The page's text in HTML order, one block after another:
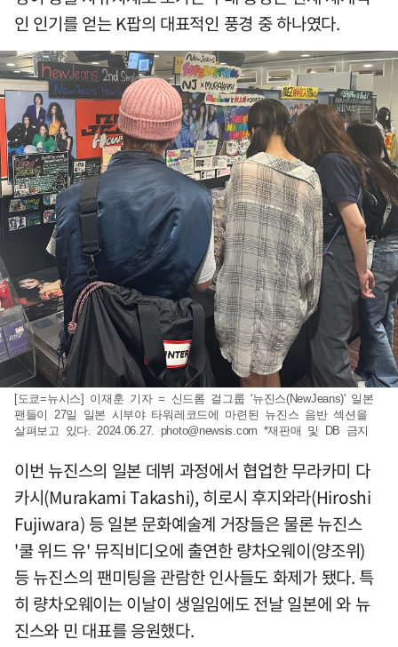
인 인기를 얻는 K팝의 대표적인 풍경 중 하나였다.
[도쿄=뉴시스] 이재훈 기자 = 신드롬 걸그룹 '뉴진스(NewJeans)' 일본
팬들이 27일 일본 시부야 타워레코드에 마련된 뉴진스 음반 섹션을
살펴보고 있다. 2024.06.27. photo@newsis.com *재판매 및 DB 금지
이번 뉴진스의 일본 데뷔 과정에서 협업한 무라카미 다
카시(Murakami Takashi), 히로시 후지와라(Hiroshi
Fujiwara) 등 일본 문화예술계 거장들은 물론 뉴진스
'쿨 위드 유' 뮤직비디오에 출연한 량차오웨이(양조위)
등 뉴진스의 팬미팅을 관람한 인사들도 화제가 됐다. 특
히 량차오웨이는 이날이 생일임에도 전날 일본에 와 뉴
진스와 민 대표를 응원했다.